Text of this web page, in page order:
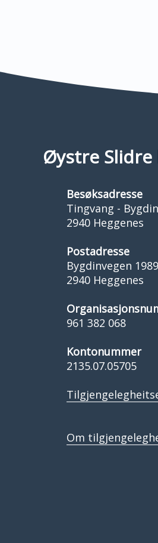
Øystre
Besøksadresse
Tingvang -
2940 Heggenes
Postadresse
Bygdinvegen 1989
2940 Heggenes
961 382 068
Kontonummer
2135.07.05705
Om